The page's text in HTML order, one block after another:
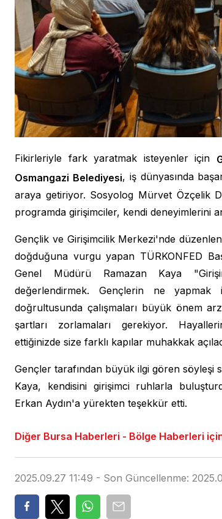
Fikirleriyle fark yaratmak isteyenler için
Osmangazi Belediyesi, iş dünyasında
araya getiriyor. Sosyolog Mürvet Özçelik
programda girişimciler, kendi deneyimlerini
Gençlik ve Girişimcilik Merkezi'nde
doğduğuna vurgu yapan TÜRKONFED
Genel Müdürü Ramazan Kaya
değerlendirmek. Gençlerin ne
doğrultusunda çalışmaları büyük önem
şartları zorlamaları gerekiyor.
ettiğinizde size farklı kapılar muhakkak
Gençler tarafından büyük ilgi gören söyleşi
Kaya, kendisini girişimci ruhlarla
Erkan Aydın'a yürekten teşekkür etti.
Diğer Bursa Haberleri - Bölge Haberleri için
2025.09.27 11:49 - Son Güncellenme: